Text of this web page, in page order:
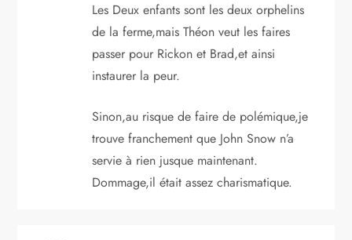
Les Deux enfants sont les deux orphelins
de la ferme,mais Théon veut les faires
passer pour Rickon et Brad,et ainsi
instaurer la peur.
Sinon,au risque de faire de polémique,je
trouve franchement que John Snow n’a
servie à rien jusque maintenant.
Dommage,il était assez charismatique.